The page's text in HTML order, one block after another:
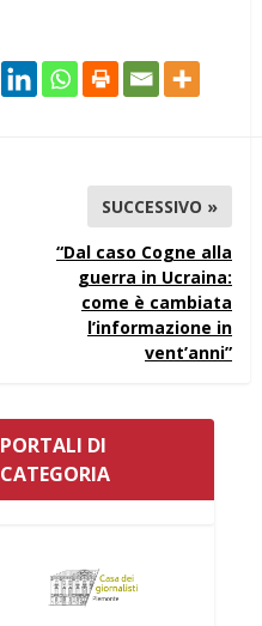
SUCCESSIVO »
“Dal caso Cogne alla
guerra in Ucraina:
come è cambiata
l’informazione in
vent’anni”
PORTALI DI
CATEGORIA